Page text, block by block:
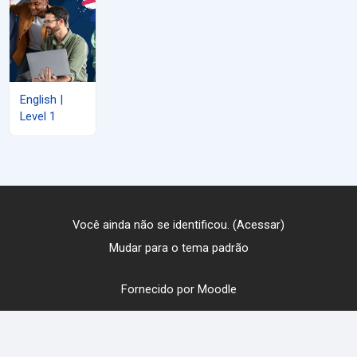
English |
Level 1
Você ainda não se identificou. (Acessar)
Mudar para o tema padrão
Fornecido por Moodle